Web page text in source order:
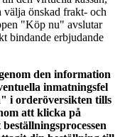
välja önskad frakt- och
"Köp nu" avslutar
bindande erbjudande
den information
inmatningsfel
i orderöversikten tills
att klicka på